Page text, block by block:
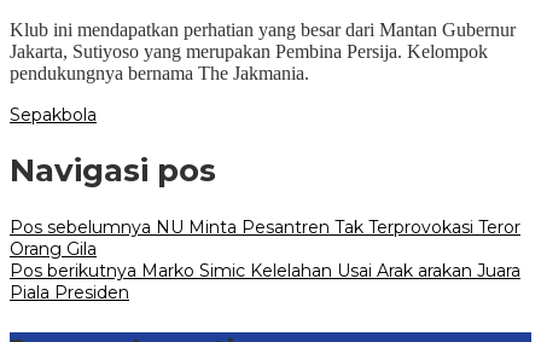
Klub ini mendapatkan perhatian yang besar dari Mantan Gubernur
Jakarta, Sutiyoso yang merupakan Pembina Persija. Kelompok
pendukungnya bernama The Jakmania.
Sepakbola
Navigasi pos
Pos sebelumnya NU Minta Pesantren Tak Terprovokasi Teror
Orang Gila
Pos berikutnya Marko Simic Kelelahan Usai Arak arakan Juara
Piala Presiden